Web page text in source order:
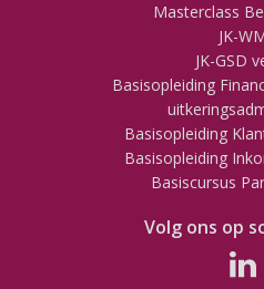
Masterclass
JK-
JK-GSD
Basisopleiding
Basisopleiding
Basisopleiding
Basiscursus
Volg ons op